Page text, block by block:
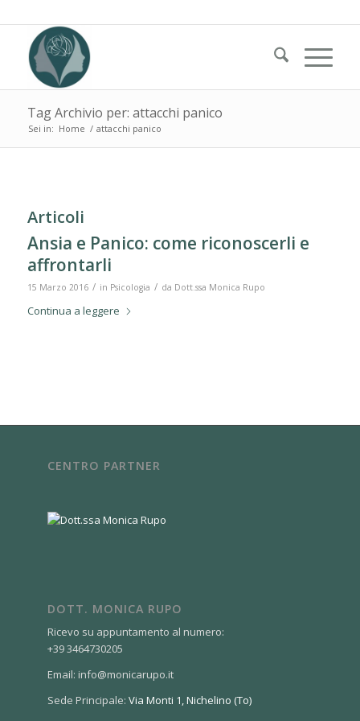
Tag Archivio per: attacchi panico
Sei in: Home / attacchi panico
Articoli
Ansia e Panico: come riconoscerli e
affrontarli
15 Marzo 2016 / in Psicologia / da Dott.ssa Monica Rupo
Continua a leggere
CENTRO PARTNER
DOTT. MONICA RUPO
Ricevo su appuntamento al numero:
+39 3464730205
Email: info@monicarupo.it
Sede Principale:Via Monti 1, Nichelino (To)